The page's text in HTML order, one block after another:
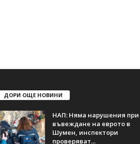
ДОРИ ОЩЕ НОВИНИ
НАП: Няма нарушения при
въвеждане на еврото в
Шумен, инспектори
проверяват...